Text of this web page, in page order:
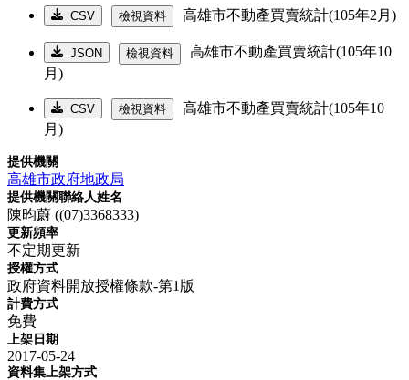
CSV 檢視資料 高雄市不動產買賣統計(105年2月)
JSON 檢視資料
高雄市不動產買賣統計(105年10
月)
CSV 檢視資料
高雄市不動產買賣統計(105年10
月)
提供機關
高雄市政府地政局
提供機關聯絡人姓名
陳昀蔚 ((07)3368333)
更新頻率
不定期更新
授權方式
政府資料開放授權條款-第1版
計費方式
免費
上架日期
2017-05-24
資料集上架方式